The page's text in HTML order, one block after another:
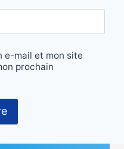
e-mail et mon site
prochain